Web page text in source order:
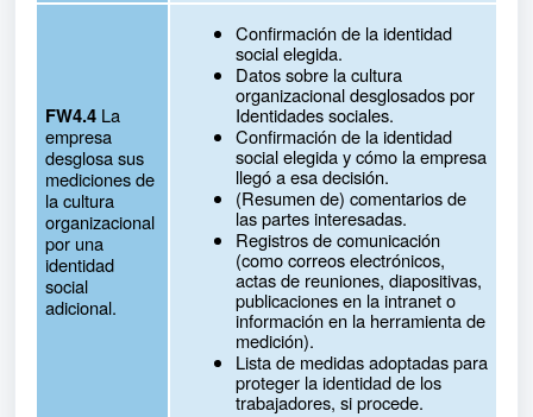
FW4.4 La
empresa
desglosa sus
mediciones de
la cultura
organizacional
por una
identidad
social
adicional.
Confirmación de la identidad
social elegida.
Datos sobre la cultura
organizacional desglosados por
Identidades sociales.
Confirmación de la identidad
social elegida y cómo la empresa
llegó a esa decisión.
(Resumen de) comentarios de
las partes interesadas.
Registros de comunicación
(como correos electrónicos,
actas de reuniones, diapositivas,
publicaciones en la intranet o
información en la herramienta de
medición).
Lista de medidas adoptadas para
proteger la identidad de los
trabajadores, si procede.